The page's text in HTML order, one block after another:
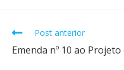
Post anterior
Emenda nº 10 ao